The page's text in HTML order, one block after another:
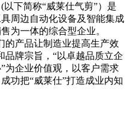
下简称“威莱仕气剪”）是
周边自动化设备及智能集成
为一体的综合型企业。
的产品让制造业提高生产效
品牌宗旨，“以卓越品质立企
为企业价值观，以客户需求
功把“威莱仕”打造成业内知